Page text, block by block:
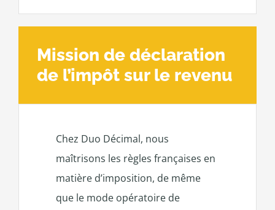
Mission de déclaration
de l’impôt sur le revenu
Chez Duo Décimal, nous
maîtrisons les règles françaises en
matière d’imposition, de même
que le mode opératoire de